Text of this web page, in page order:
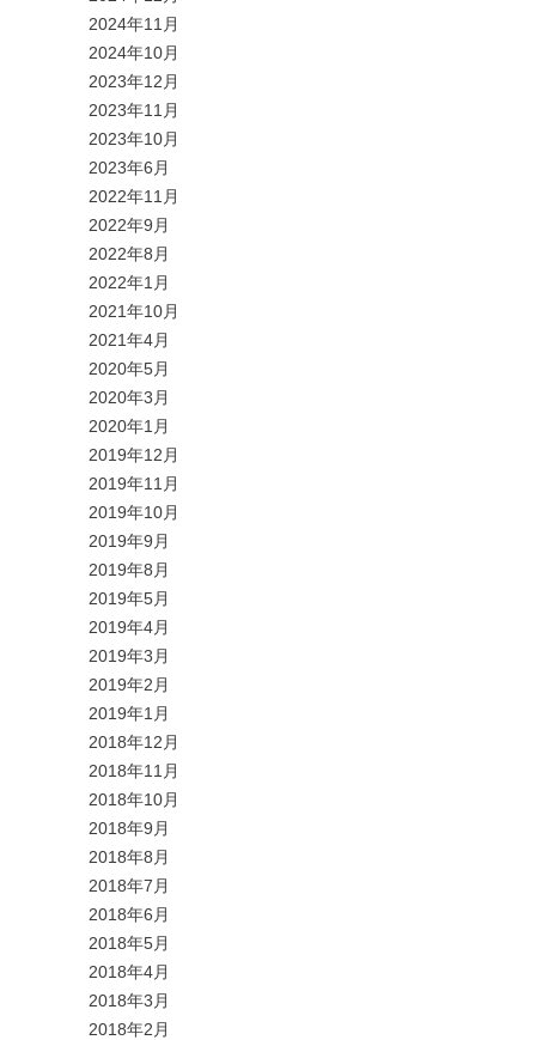
2024年11月
2024年10月
2023年12月
2023年11月
2023年10月
2023年6月
2022年11月
2022年9月
2022年8月
2022年1月
2021年10月
2021年4月
2020年5月
2020年3月
2020年1月
2019年12月
2019年11月
2019年10月
2019年9月
2019年8月
2019年5月
2019年4月
2019年3月
2019年2月
2019年1月
2018年12月
2018年11月
2018年10月
2018年9月
2018年8月
2018年7月
2018年6月
2018年5月
2018年4月
2018年3月
2018年2月